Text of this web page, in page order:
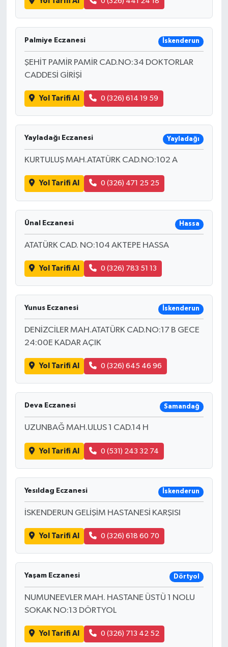
Palmiye Eczanesi İskenderun
ŞEHİT PAMİR PAMİR CAD.NO:34 DOKTORLAR
CADDESİ GİRİŞİ
Yol Tarifi Al 0 (326) 614 19 59
Yayladağı Eczanesi Yayladağı
KURTULUŞ MAH.ATATÜRK CAD.NO:102 A
Yol Tarifi Al 0 (326) 471 25 25
Ünal Eczanesi Hassa
ATATÜRK CAD. NO:104 AKTEPE HASSA
Yol Tarifi Al 0 (326) 783 51 13
Yunus Eczanesi İskenderun
DENİZCİLER MAH.ATATÜRK CAD.NO:17 B GECE
24:00E KADAR AÇIK
Yol Tarifi Al 0 (326) 645 46 96
Deva Eczanesi Samandağ
UZUNBAĞ MAH.ULUS 1 CAD.14 H
Yol Tarifi Al 0 (531) 243 32 74
Yesıldag Eczanesi İskenderun
İSKENDERUN GELİŞİM HASTANESİ KARŞISI
Yol Tarifi Al 0 (326) 618 60 70
Yaşam Eczanesi Dörtyol
NUMUNEEVLER MAH. HASTANE ÜSTÜ 1 NOLU
SOKAK NO:13 DÖRTYOL
Yol Tarifi Al 0 (326) 713 42 52